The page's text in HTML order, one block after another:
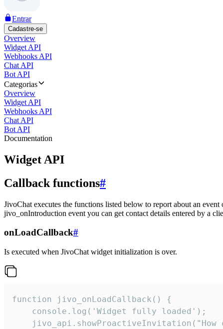
Entrar
Cadastre-se
Overview
Widget API
Webhooks API
Chat API
Bot API
Categorias
Overview
Widget API
Webhooks API
Chat API
Bot API
Documentation
Widget API
Callback functions#
JivoChat executes the functions listed below to report about an
jivo_onIntroduction event you can get contact details entered by a
onLoadCallback#
Is executed when JivoChat widget initialization is over.
function jivo_onLoadCallback() {
    console.log('Widget fully loaded');
jivo_api.showProactiveInvitation("How